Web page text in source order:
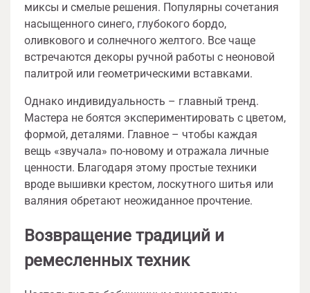
миксы и смелые решения. Популярны сочетания
насыщенного синего, глубокого бордо,
оливкового и солнечного желтого. Все чаще
встречаются декоры ручной работы с неоновой
палитрой или геометрическими вставками.
Однако индивидуальность – главный тренд.
Мастера не боятся экспериментировать с цветом,
формой, деталями. Главное – чтобы каждая
вещь «звучала» по-новому и отражала личные
ценности. Благодаря этому простые техники
вроде вышивки крестом, лоскутного шитья или
валяния обретают неожиданное прочтение.
Возвращение традиций и
ремесленных техник